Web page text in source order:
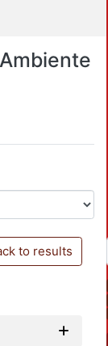
to results